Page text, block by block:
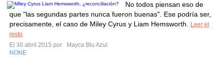
No todos piensan eso de
que "las segundas partes nunca fueron buenas". Ese podría ser,
precisamente, el caso de Miley Cyrus y Liam Hemsworth.
Leer el
resto
El 30 abril 2015 por
Mayca Blu Azul
NONE